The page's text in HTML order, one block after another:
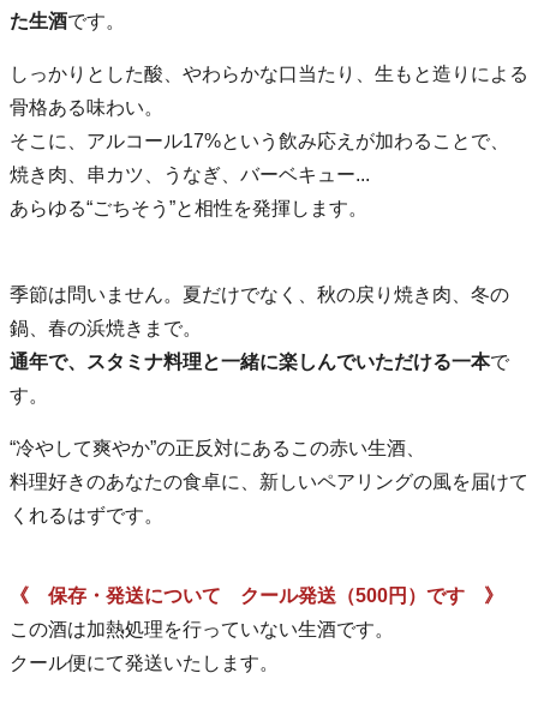
た生酒です。
しっかりとした酸、やわらかな口当たり、生もと造りによる
骨格ある味わい。
そこに、アルコール17%という飲み応えが加わることで、
焼き肉、串カツ、うなぎ、バーベキュー...
あらゆる“ごちそう”と相性を発揮します。
季節は問いません。夏だけでなく、秋の戻り焼き肉、冬の
鍋、春の浜焼きまで。
通年で、スタミナ料理と一緒に楽しんでいただける一本で
す。
“冷やして爽やか”の正反対にあるこの赤い生酒、
料理好きのあなたの食卓に、新しいペアリングの風を届けて
くれるはずです。
《 保存・発送について クール発送（500円）です 》
この酒は加熱処理を行っていない生酒です。
クール便にて発送いたします。